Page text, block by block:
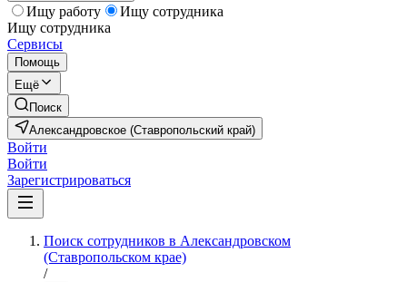
Ищу работу
Ищу сотрудника
Ищу сотрудника
Сервисы
Помощь
Ещё
Поиск
Александровское (Ставропольский край)
Войти
Войти
Зарегистрироваться
Поиск сотрудников в Александровском
(Ставропольском крае)
/